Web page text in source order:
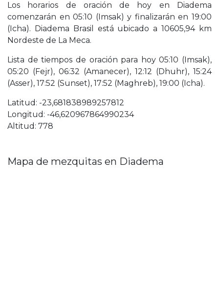
Los horarios de oración de hoy en Diadema
comenzarán en 05:10 (Imsak) y finalizarán en 19:00
(Icha). Diadema Brasil está ubicado a 10605,94 km
Nordeste de La Meca.
Lista de tiempos de oración para hoy 05:10 (Imsak),
05:20 (Fejr), 06:32 (Amanecer), 12:12 (Dhuhr), 15:24
(Asser), 17:52 (Sunset), 17:52 (Maghreb), 19:00 (Icha).
Latitud: -23,681838989257812
Longitud: -46,620967864990234
Altitud: 778
Mapa de mezquitas en Diadema